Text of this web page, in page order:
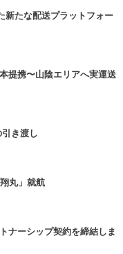
たな配送プラットフォー
提携〜山陰エリアへ実運送
き渡し
丸」就航
ナーシップ契約を締結しま